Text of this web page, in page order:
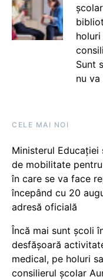
Sunt
nu
CELE MAI NOI
Ministerul Educației
de mobilitate
în care se va face
începând cu 20
adresă oficială
Încă mai sunt școli
desfășoară
medical, pe holuri
consilierul școlar